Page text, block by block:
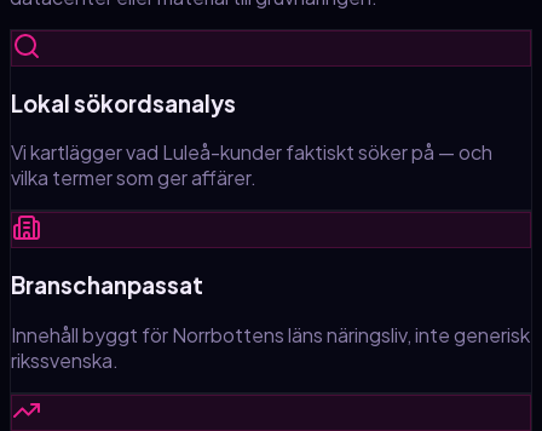
Lokal sökordsanalys
Vi kartlägger vad Luleå-kunder faktiskt söker på — och
vilka termer som ger affärer.
Branschanpassat
Innehåll byggt för Norrbottens läns näringsliv, inte generisk
rikssvenska.